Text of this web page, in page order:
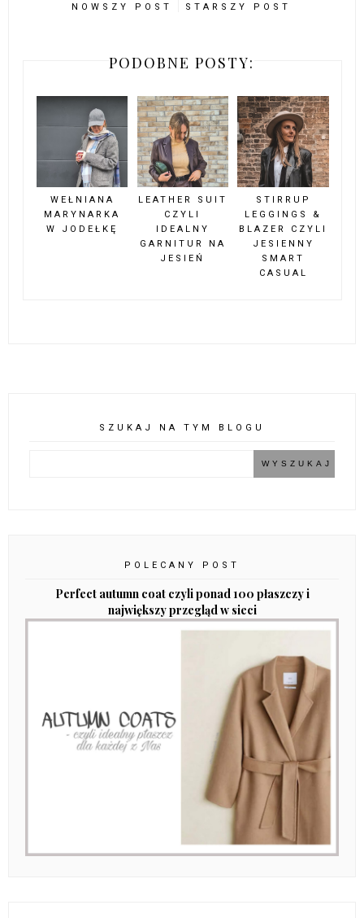
NOWSZY POST STARSZY POST
PODOBNE POSTY:
WEŁNIANA
MARYNARKA
W JODEŁKĘ
LEATHER SUIT
CZYLI
IDEALNY
GARNITUR NA
JESIEŃ
STIRRUP
LEGGINGS &
BLAZER CZYLI
JESIENNY
SMART
CASUAL
SZUKAJ NA TYM BLOGU
POLECANY POST
Perfect autumn coat czyli ponad 100 płaszczy i
największy przegląd w sieci